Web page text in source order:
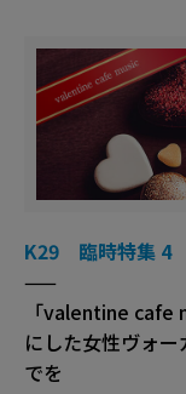
K29 臨時特集 4
——
「valentine cafe
にした女性ヴォ
でを